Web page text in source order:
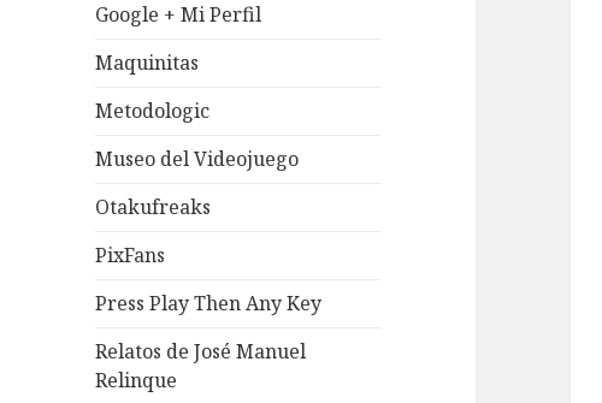
Google + Mi Perfil
Maquinitas
Metodologic
Museo del Videojuego
Otakufreaks
PixFans
Press Play Then Any Key
Relatos de José Manuel
Relinque